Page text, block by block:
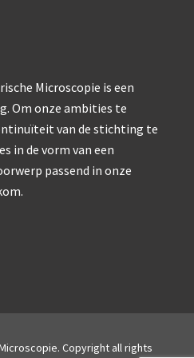
Heurck’ (ca. 1900)
1925)
(1955-1957)
(1955-1965)
McArthur type (1959-
R (ca. 1965)
Microscopie is een
Om onze ambities te
van de stichting te
in de vorm van een
passend in onze
Copyright all rights